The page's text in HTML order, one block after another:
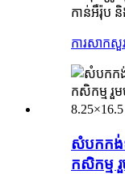
កាន់អឺរ៉ុប
ការសាកសួរ
សំបកកង់
កសិកម្ម